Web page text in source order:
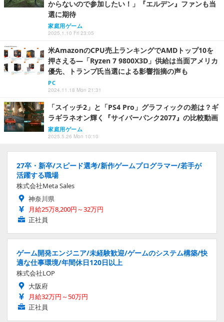
からないので参加したい！」『エルデン』ファンも当
選に期待
家庭用ゲーム
2025.1.10 Fri 23:05
米AmazonのCPU売上ランキングでAMDトップ10を
押さえる―「Ryzen 7 9800X3D」供給は当面アメリカ
優先、トランプ氏当選による影響指摘の声も
PC
2024.11.18 Mon 21:31
「スイッチ2」と「PS4 Pro」グラフィックの差は？ギ
ラギラネオン輝く『サイバーパンク2077』の比較動画
家庭用ゲーム
2025.5.26 Mon 10:10
27卒・新卒/スピード選考/新作ゲームプログラマー/若手が
活躍する職場
株式会社Meta Sales
神奈川県
月給25万8,200円～32万円
正社員
ゲーム開発エンジニア/未経験歓迎/ゲームのシステム構築/快
適な仕事環境/年間休日120日以上
株式会社LOP
大阪府
月給32万円～50万円
正社員